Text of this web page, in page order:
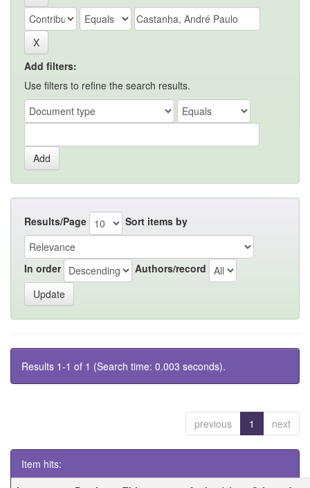
Add filters:
Use filters to refine the search results.
Results/Page Sort items by
In order Authors/record
Results 1-1 of 1 (Search time: 0.003 seconds).
previous 1 next
Item hits: